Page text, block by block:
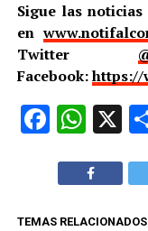
Sigue las
en
Twitter
Facebook:https://
X
TEMAS RELACIONADOS